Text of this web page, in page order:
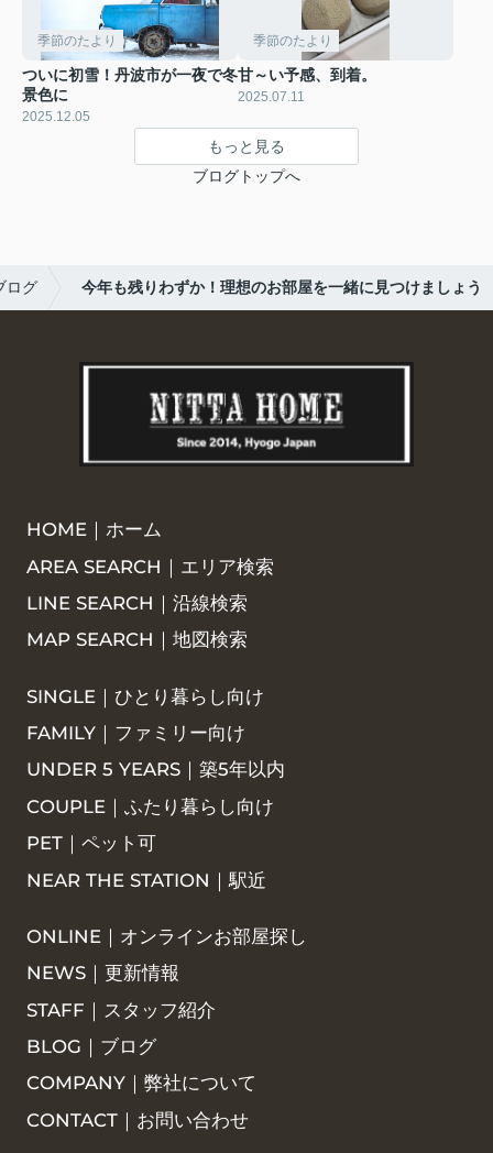
季節のたより
ついに初雪！丹波市が一夜で冬
景色に
2025.12.05
季節のたより
甘～い予感、到着。
2025.07.11
もっと見る
ブログトップへ
ログ 今年も残りわずか！理想のお部屋を一緒に見つけましょう
HOME｜ホーム
AREA SEARCH｜エリア検索
LINE SEARCH｜沿線検索
MAP SEARCH｜地図検索
SINGLE｜ひとり暮らし向け
FAMILY｜ファミリー向け
UNDER 5 YEARS｜築5年以内
COUPLE｜ふたり暮らし向け
PET｜ペット可
NEAR THE STATION｜駅近
ONLINE｜オンラインお部屋探し
NEWS｜更新情報
STAFF｜スタッフ紹介
BLOG｜ブログ
COMPANY｜弊社について
CONTACT｜お問い合わせ